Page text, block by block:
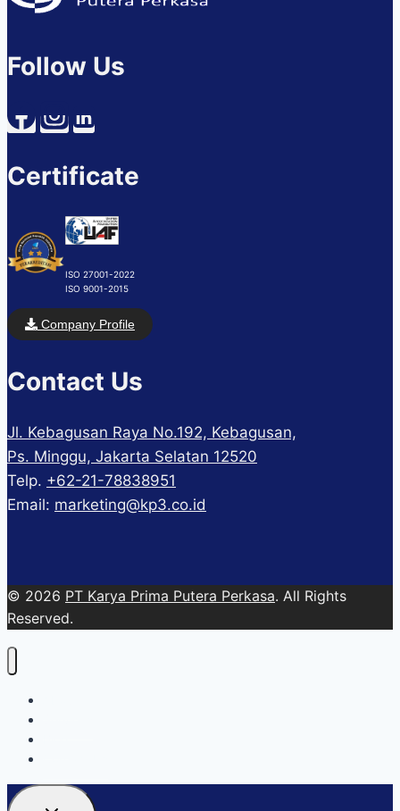
Follow Us
Certificate
ISO 27001-2022
ISO 9001-2015
Company Profile
Contact Us
Jl. Kebagusan Raya No.192, Kebagusan,
Ps. Minggu, Jakarta Selatan 12520
Telp. +62-21-78838951
Email: marketing@kp3.co.id
© 2026 PT Karya Prima Putera Perkasa. All Rights
Reserved.